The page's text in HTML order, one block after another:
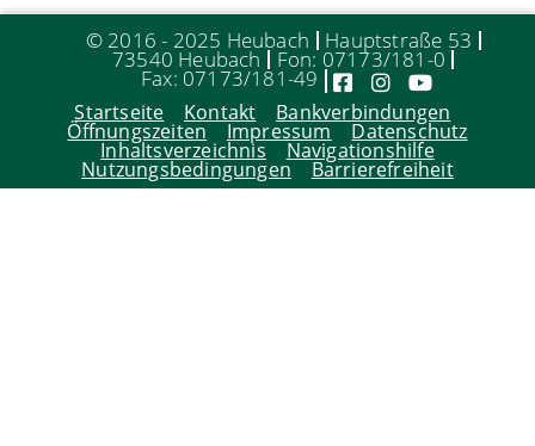
© 2016 - 2025 Heubach Hauptstraße 53
73540 Heubach Fon: 07173/181-0
Fax: 07173/181-49
Startseite Kontakt Bankverbindungen
Öffnungszeiten Impressum Datenschutz
Inhaltsverzeichnis Navigationshilfe
Nutzungsbedingungen Barrierefreiheit